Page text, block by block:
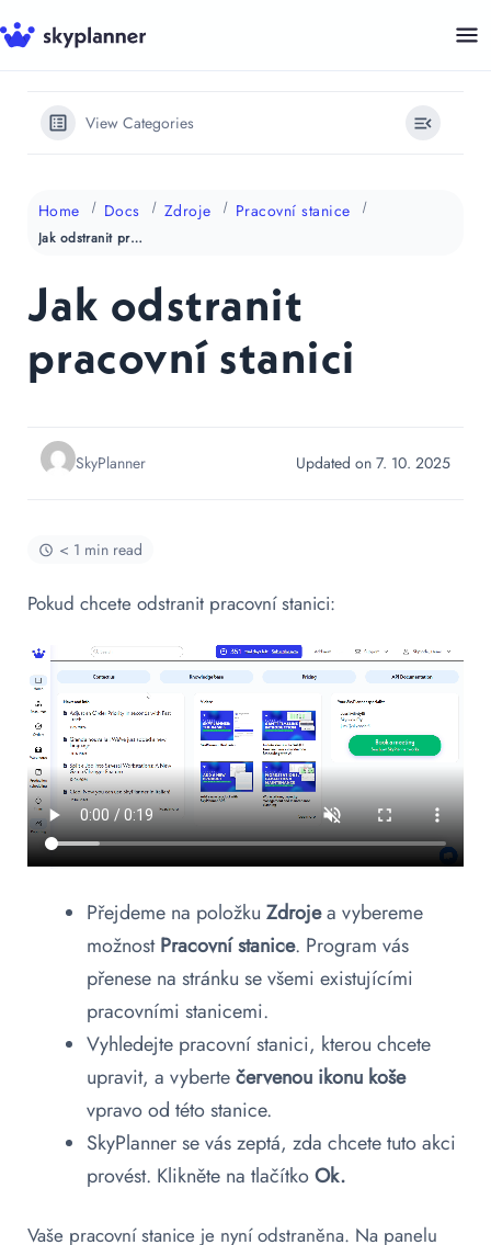
Přeskočit
na
View Categories
Home Docs Zdroje Pracovní stanice
Jak odstranit pracovní stanici
Jak odstranit
pracovní stanici
SkyPlanner Updated on 7. 10. 2025
< 1 min read
Pokud chcete odstranit pracovní stanici:
Přejdeme na položku Zdrojea vybereme
možnostPracovní stanice. Program vás
přenese na stránku se všemi existujícími
pracovními stanicemi.
Vyhledejte pracovní stanici, kterou chcete
upravit, a vybertečervenou ikonu koše
vpravo od této stanice.
SkyPlanner se vás zeptá, zda chcete tuto akci
provést. Klikněte na tlačítkoOk.
Vaše pracovní stanice je nyní odstraněna. Na panelu